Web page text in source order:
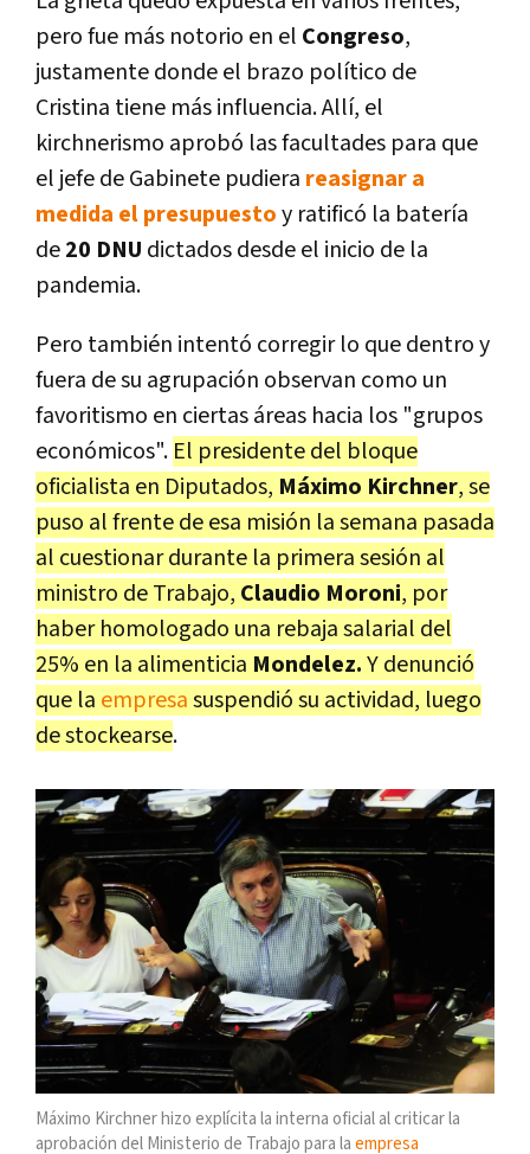
pero fue más notorio en el Congreso,
justamente donde el brazo político de
Cristina tiene más influencia. Allí, el
kirchnerismo aprobó las facultades para que
el jefe de Gabinete pudiera reasignar a
medida el presupuestoy ratificó la batería
de20 DNU dictados desde el inicio de la
pandemia.
Pero también intentó corregir lo que dentro y
fuera de su agrupación observan como un
favoritismo en ciertas áreas hacia los "grupos
económicos". El presidente del bloque
oficialista en Diputados, Máximo Kirchner, se
puso al frente de esa misión la semana pasada
al cuestionar durante la primera sesión al
ministro de Trabajo, Claudio Moroni, por
haber homologado una rebaja salarial del
25% en la alimenticia Mondelez.Y denunció
que la empresasuspendió su actividad, luego
de stockearse.
Máximo Kirchner hizo explícita la interna oficial al criticar la
aprobación del Ministerio de Trabajo para la empresa